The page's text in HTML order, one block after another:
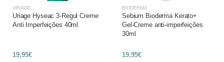
URIAGE
Uriage Hyseac 3-Regul Creme
Anti Imperfeições 40ml
19,95€
BIODERMA
Sebium Bioderma Kerato+
Gel-Creme anti-imperfeições
30ml
19,95€